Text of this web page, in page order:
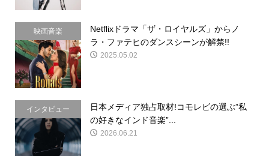
映画音楽
Netflixドラマ「ザ・ロイヤルズ」からノ
ラ・ファテヒのダンスシーンが解禁!!
2025.05.02
インタビュー
日本メディア独占取材!コモレビの選ぶ”私
の好きなインド音楽”...
2026.06.21